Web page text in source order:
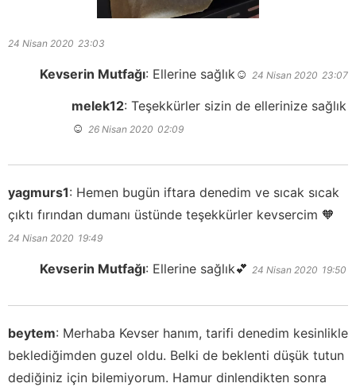
24 Nisan 2020 23:03
Kevserin Mutfağı: Ellerine sağlık☺️ 24 Nisan 2020 23:07
melek12: Teşekkürler sizin de ellerinize sağlık
☺️ 26 Nisan 2020 02:09
yagmurs1: Hemen bugün iftara denedim ve sıcak sıcak
çıktı fırından dumanı üstünde teşekkürler kevsercim 🧡
24 Nisan 2020 19:49
Kevserin Mutfağı: Ellerine sağlık💕 24 Nisan 2020 19:50
beytem: Merhaba Kevser hanım, tarifi denedim kesinlikle
beklediğimden guzel oldu. Belki de beklenti düşük tutun
dediğiniz için bilemiyorum. Hamur dinlendikten sonra